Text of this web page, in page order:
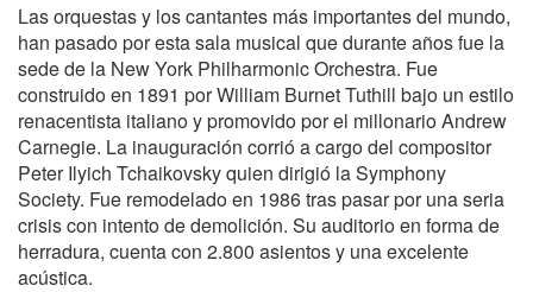
Las orquestas y los cantantes más importantes del mundo,
han pasado por esta sala musical que durante años fue la
sede de la New York Philharmonic Orchestra. Fue
construido en 1891 por William Burnet Tuthill bajo un estilo
renacentista italiano y promovido por el millonario Andrew
Carnegie. La inauguración corrió a cargo del compositor
Peter Ilyich Tchaikovsky quien dirigió la Symphony
Society. Fue remodelado en 1986 tras pasar por una seria
crisis con intento de demolición. Su auditorio en forma de
herradura, cuenta con 2.800 asientos y una excelente
acústica.